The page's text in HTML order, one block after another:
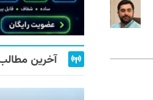
آخرین